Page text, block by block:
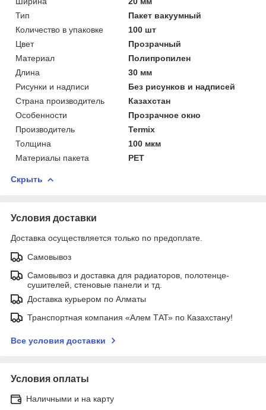
Тип
Пакет вакуумный
Количество в упаковке
100 шт
Цвет
Прозрачный
Материал
Полипропилен
Длина
30 мм
Рисунки и надписи
Без рисунков и надписей
Страна производитель
Казахстан
Особенности
Прозрачное окно
Производитель
Termix
Толщина
100 мкм
Материалы пакета
РЕТ
Скрыть
Условия доставки
Доставка осуществляется только по предоплате.
Самовывоз
Самовывоз и доставка для радиаторов, полотенце-
сушителей, стеновые панели и тд.
Доставка курьером по Алматы
Транспортная компания «Алем ТАТ» по Казахстану!
Все условия доставки
Условия оплаты
Наличными и на карту